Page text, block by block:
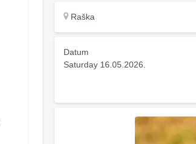
Raška
Datum
Saturday 16.05.2026.